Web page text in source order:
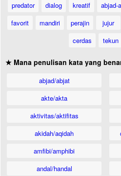
predator
dialog kreatif abjad-
favorit
mandiri perajin jujur
cerdas
tekun
★ Mana penulisan kata yang
abjad/abjat
akte/akta
aktivitas/aktifitas
akidah/aqidah
amfibi/amphibi
andal/handal